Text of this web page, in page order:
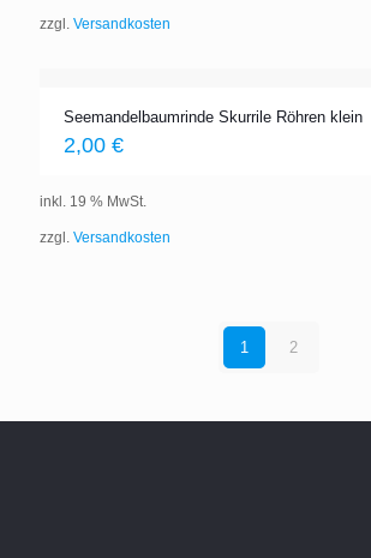
zzgl. Versandkosten
Seemandelbaumrinde Skurrile Röhren klein
2,00 €
inkl. 19 % MwSt.
zzgl. Versandkosten
1 2